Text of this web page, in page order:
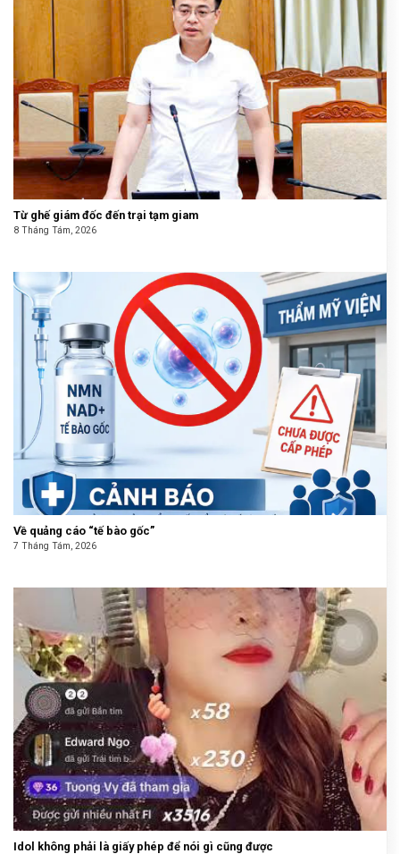
Từ ghế giám đốc đến trại tạm giam
8 Tháng Tám, 2026
Về quảng cáo “tế bào gốc”
7 Tháng Tám, 2026
Idol không phải là giấy phép để nói gì cũng được